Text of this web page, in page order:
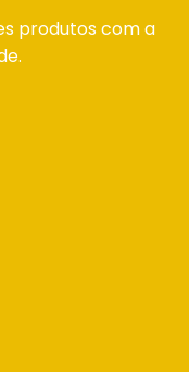
produtos com a